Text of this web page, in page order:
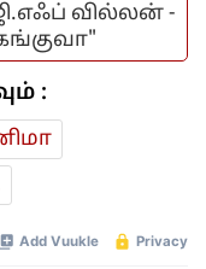
வில்லன் -
: